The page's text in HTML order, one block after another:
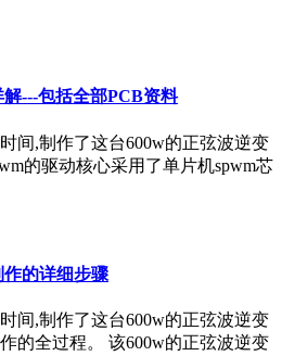
---包括全部PCB资料
间,制作了这台600w的正弦波逆变
的驱动核心采用了单片机spwm芯
的详细步骤
间,制作了这台600w的正弦波逆变
的全过程。 该600w的正弦波逆变